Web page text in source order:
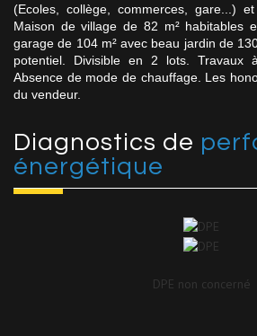
(Ecoles, collège, commerces, gare...)
Maison de village de 82 m² habitables
garage de 104 m² avec beau jardin de
potentiel. Divisible en 2 lots. Travaux
Absence de mode de chauffage. Les
du vendeur.
diagnostics de
énergétique
DPE non concerné